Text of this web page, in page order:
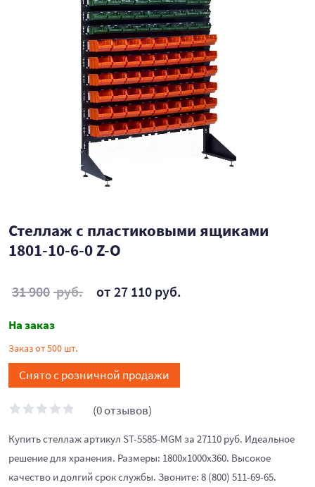
Стеллаж с пластиковыми ящиками
1801-10-6-0 Z-O
31 900 руб. от 27 110 руб.
На заказ
Заказ от 500 шт.
Снято с розничной продажи
(0 отзывов)
Купить стеллаж артикул ST-5585-MGM за 27110 руб. Идеальное
решение для хранения. Размеры: 1800x1000x360. Высокое
качество и долгий срок службы. Звоните: 8 (800) 511-69-65.